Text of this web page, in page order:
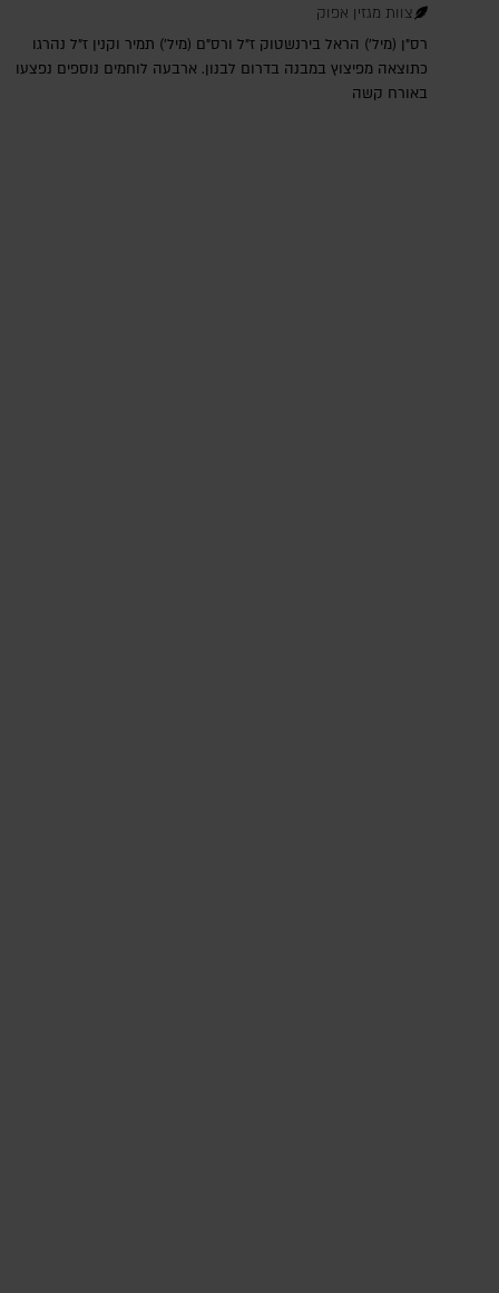
צוות מגזין אפוק
רס"ן (מיל') הראל בירנשטוק ז"ל ורס"ם (מיל') תמיר וקנין ז"ל נהרגו
כתוצאה מפיצוץ במבנה בדרום לבנון. ארבעה לוחמים נוספים נפצעו
באורח קשה